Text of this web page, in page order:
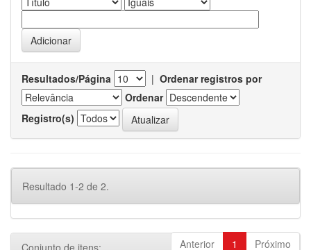
Resultados/Página | Ordenar registros por
Ordenar
Registro(s)
Resultado 1-2 de 2.
Anterior 1 Próximo
Conjunto de itens: